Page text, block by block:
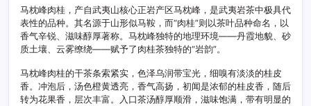
桂
马枕峰肉桂，产自武夷山核心正岩产区马枕峰，是武夷岩茶中极具代
表性的品种。其名源于山形似马鞍，而“肉桂”则以茶叶品种命名，以
香气辛锐、滋味醇厚著称。马枕峰独特的地理环境——丹霞地貌、砂
质土壤、云雾缭绕——赋予了肉桂茶独特的“岩韵”。
马枕峰肉桂的干茶条索紧实，色泽乌润带宝光，细嗅有淡淡的桂皮
香。冲泡后，汤色橙黄透亮，香气高扬，初闻是浓郁的桂皮香，随后
转为花果香，层次丰富。入口茶汤醇厚顺滑，滋味饱满，带有明显的